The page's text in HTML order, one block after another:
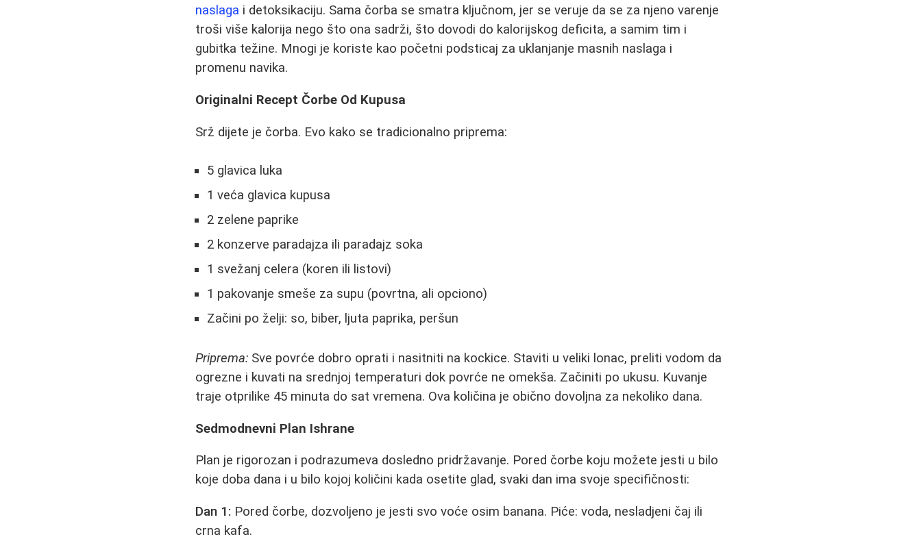
naslaga i detoksikaciju. Sama čorba se smatra ključnom, jer se veruje da se za njeno varenje
troši više kalorija nego što ona sadrži, što dovodi do kalorijskog deficita, a samim tim i
gubitka težine. Mnogi je koriste kao početni podsticaj za uklanjanje masnih naslaga i
promenu navika.
Originalni Recept Čorbe Od Kupusa
Srž dijete je čorba. Evo kako se tradicionalno priprema:
5 glavica luka
1 veća glavica kupusa
2 zelene paprike
2 konzerve paradajza ili paradajz soka
1 svežanj celera (koren ili listovi)
1 pakovanje smeše za supu (povrtna, ali opciono)
Začini po želji: so, biber, ljuta paprika, peršun
Priprema: Sve povrće dobro oprati i nasitniti na kockice. Staviti u veliki lonac, preliti vodom da
ogrezne i kuvati na srednjoj temperaturi dok povrće ne omekša. Začiniti po ukusu. Kuvanje
traje otprilike 45 minuta do sat vremena. Ova količina je obično dovoljna za nekoliko dana.
Sedmodnevni Plan Ishrane
Plan je rigorozan i podrazumeva dosledno pridržavanje. Pored čorbe koju možete jesti u bilo
koje doba dana i u bilo kojoj količini kada osetite glad, svaki dan ima svoje specifičnosti:
Dan 1: Pored čorbe, dozvoljeno je jesti svo voće osim banana. Piće: voda, nesladjeni čaj ili
crna kafa.